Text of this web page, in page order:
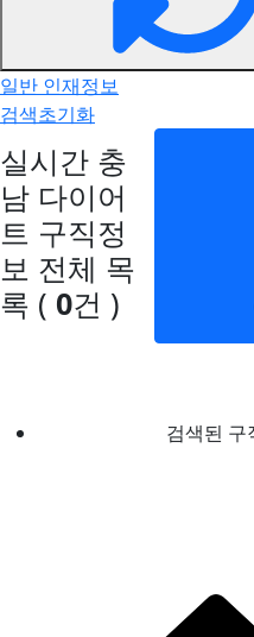
일반 인재정보
검색초기화
실시간 충
남 다이어
트 구직정
보 전체 목
록 ( 0건 )
검색된 구